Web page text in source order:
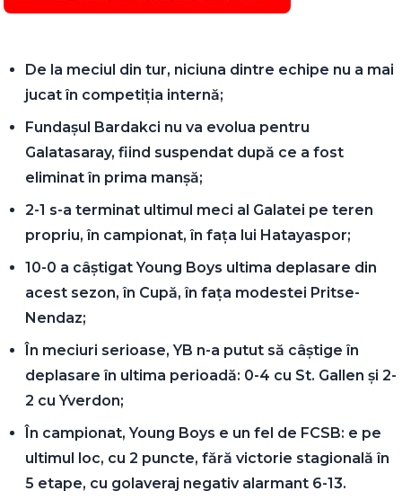
De la meciul din tur, niciuna dintre echipe nu a mai
jucat în competiția internă;
Fundașul Bardakci nu va evolua pentru
Galatasaray, fiind suspendat după ce a fost
eliminat în prima manșă;
2-1 s-a terminat ultimul meci al Galatei pe teren
propriu, în campionat, în fața lui Hatayaspor;
10-0 a câștigat Young Boys ultima deplasare din
acest sezon, în Cupă, în fața modestei Pritse-
Nendaz;
În meciuri serioase, YB n-a putut să câștige în
deplasare în ultima perioadă: 0-4 cu St. Gallen și 2-
2 cu Yverdon;
În campionat, Young Boys e un fel de FCSB: e pe
ultimul loc, cu 2 puncte, fără victorie stagională în
5 etape, cu golaveraj negativ alarmant 6-13.